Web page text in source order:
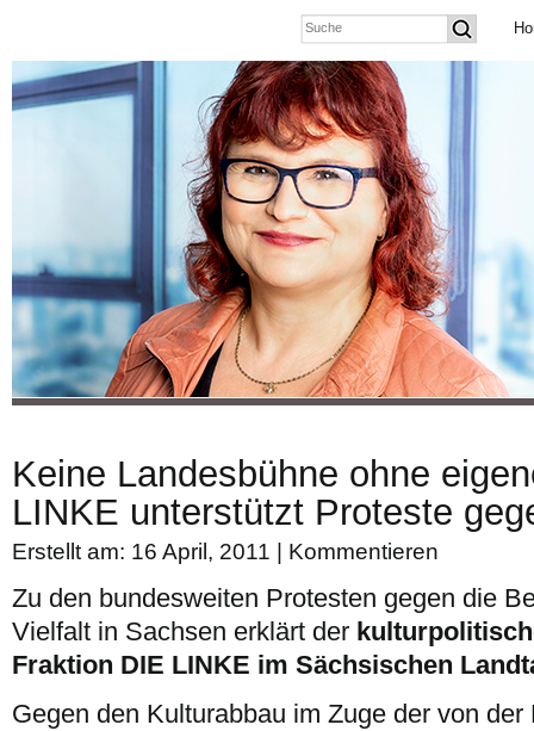
Keine Landesbühne ohne
LINKE unterstützt Proteste
Erstellt am: 16 April, 2011 | Kommentieren
Zu den bundesweiten Protesten gegen die
Vielfalt in Sachsen erklärt der
Fraktion DIE LINKE im Sächsischen
Gegen den Kulturabbau im Zuge der von